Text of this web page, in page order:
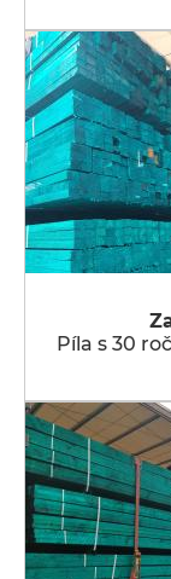
Píla s 30